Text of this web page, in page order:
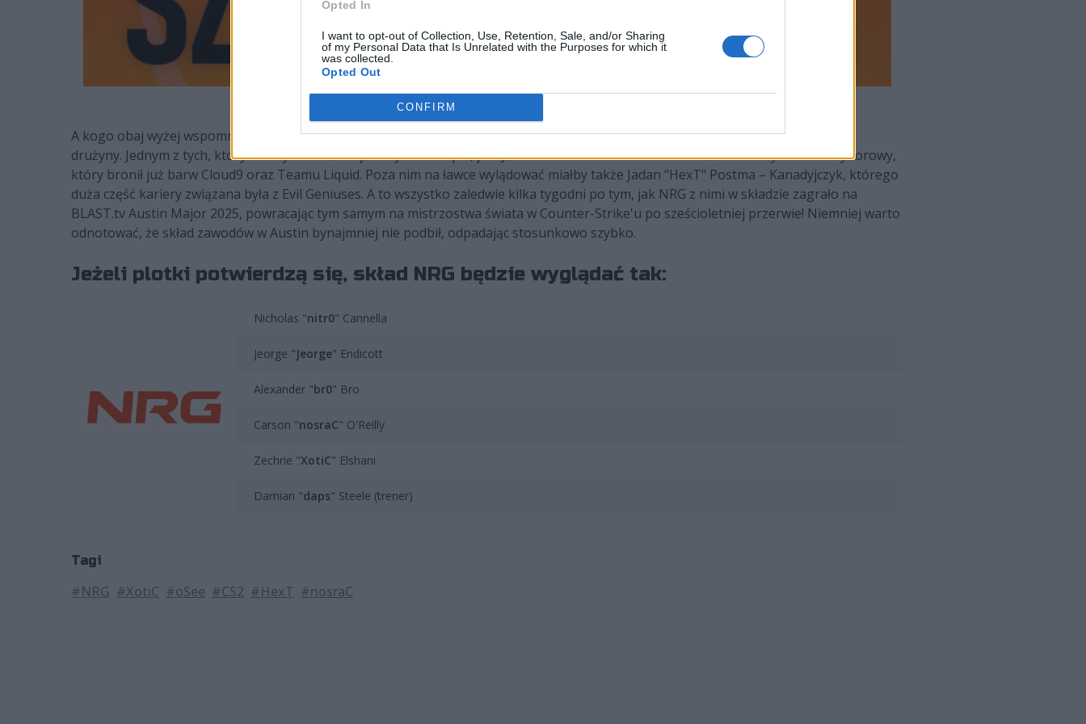
Opted In
I want to opt-out of Collection, Use, Retention, Sale, and/or Sharing
of my Personal Data that Is Unrelated with the Purposes for which it
was collected.
Opted Out
CONFIRM
A kogo obaj wyżej wspomniani mieliby zastąpić? Wiele wskazuje, iż na wylocie z NRG znaleźli się dwaj najstarsi stażem członkowie
drużyny. Jednym z tych, który miałby stracić swoje miejsce w ekipie, jest Joshua "oSee" Ohm. 26-latek to doświadczony strzelec wyborowy,
który bronił już barw Cloud9 oraz Teamu Liquid. Poza nim na ławce wylądować miałby także Jadan "HexT" Postma – Kanadyjczyk, którego
duża część kariery związana była z Evil Geniuses. A to wszystko zaledwie kilka tygodni po tym, jak NRG z nimi w składzie zagrało na
BLAST.tv Austin Major 2025, powracając tym samym na mistrzostwa świata w Counter-Strike'u po sześcioletniej przerwie! Niemniej warto
odnotować, że skład zawodów w Austin bynajmniej nie podbił, odpadając stosunkowo szybko.
Jeżeli plotki potwierdzą się, skład NRG będzie wyglądać tak:
Nicholas "nitr0" Cannella
Jeorge "Jeorge" Endicott
Alexander "br0" Bro
Carson "nosraC" O'Reilly
Zechrie "XotiC" Elshani
Damian "daps" Steele (trener)
Tagi
#NRG #XotiC #oSee #CS2 #HexT #nosraC